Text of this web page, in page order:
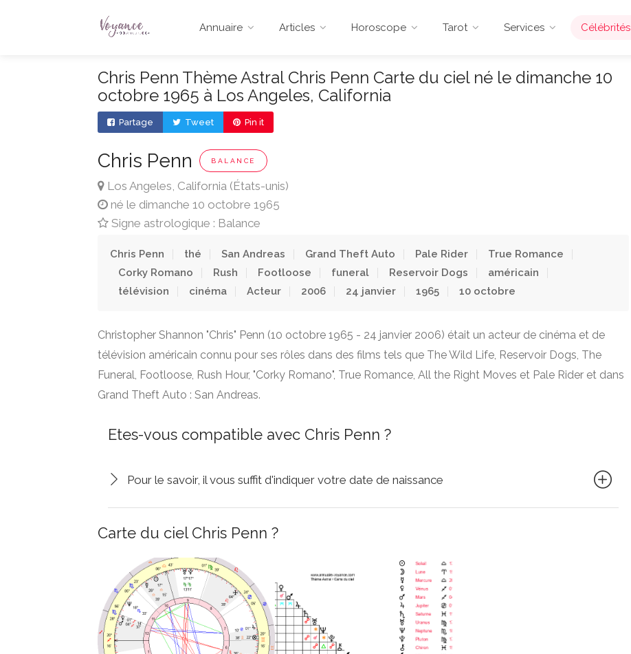
Annuaire Articles Horoscope Tarot Services Célébrités
Chris Penn Thème Astral Chris Penn Carte du ciel né le dimanche 10
octobre 1965 à Los Angeles, California
Partage Tweet Pin it
Chris Penn BALANCE
Los Angeles, California (États-unis)
né le dimanche 10 octobre 1965
Signe astrologique : Balance
Chris Penn thé San Andreas Grand Theft Auto Pale Rider
True Romance
Corky Romano
Rush Footloose funeral Reservoir Dogs
américain
télévision
cinéma Acteur 2006 24 janvier 1965 10 octobre
Christopher Shannon "Chris" Penn (10 octobre 1965 - 24 janvier 2006) était un acteur de cinéma et de
télévision américain connu pour ses rôles dans des films tels que The Wild Life, Reservoir Dogs, The
Funeral, Footloose, Rush Hour, "Corky Romano", True Romance, All the Right Moves et Pale Rider et dans
Grand Theft Auto : San Andreas.
Etes-vous compatible avec Chris Penn ?
Pour le savoir, il vous suffit d'indiquer votre date de naissance
Carte du ciel Chris Penn ?